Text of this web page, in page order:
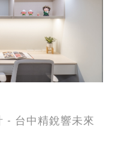
- 台中精銳響未來